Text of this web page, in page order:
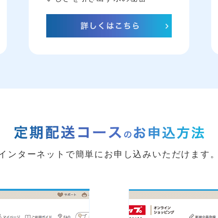
ンターネットで簡単にお申し込みいただけます